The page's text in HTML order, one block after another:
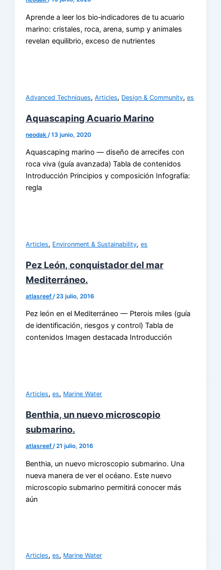
Aprende a leer los bio‑indicadores de tu acuario
marino: cristales, roca, arena, sump y animales
revelan equilibrio, exceso de nutrientes
Advanced Techniques,Articles, Design & Community,es
Aquascaping Acuario Marino
neodak /13 junio, 2020
Aquascaping marino — diseño de arrecifes con
roca viva (guía avanzada) Tabla de contenidos
Introducción Principios y composición Infografía:
regla
Articles, Environment & Sustainability,es
Pez León, conquistador del mar
Mediterráneo.
atlasreef/23 julio, 2016
Pez león en el Mediterráneo — Pterois miles (guía
de identificación, riesgos y control) Tabla de
contenidos Imagen destacada Introducción
Articles,es, Marine Water
Benthia, un nuevo microscopio
submarino.
atlasreef/21 julio, 2016
Benthia, un nuevo microscopio submarino. Una
nueva manera de ver el océano. Este nuevo
microscopio submarino permitirá conocer más
aún
Articles,es, Marine Water